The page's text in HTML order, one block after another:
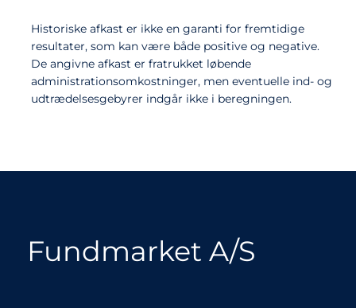
Historiske afkast er ikke en garanti for fremtidige
resultater, som kan være både positive og negative.
De angivne afkast er fratrukket løbende
administrationsomkostninger, men eventuelle ind- og
udtrædelsesgebyrer indgår ikke i beregningen.
Fundmarket A/S